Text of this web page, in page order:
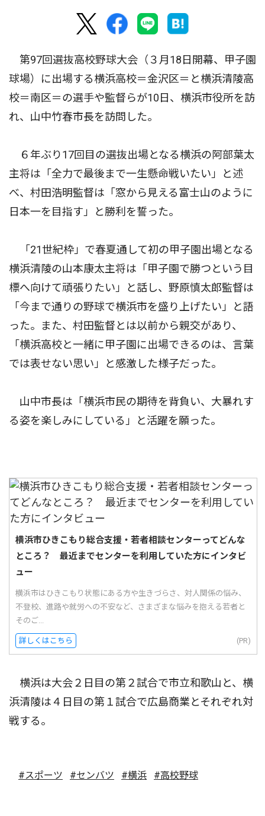
第97回選抜高校野球大会（３月18日開幕、甲子園
球場）に出場する横浜高校＝金沢区＝と横浜清陵高
校＝南区＝の選手や監督らが10日、横浜市役所を訪
れ、山中竹春市長を訪問した。
６年ぶり17回目の選抜出場となる横浜の阿部葉太
主将は「全力で最後まで一生懸命戦いたい」と述
べ、村田浩明監督は「窓から見える富士山のように
日本一を目指す」と勝利を誓った。
「21世紀枠」で春夏通して初の甲子園出場となる
横浜清陵の山本康太主将は「甲子園で勝つという目
標へ向けて頑張りたい」と話し、野原慎太郎監督は
「今まで通りの野球で横浜市を盛り上げたい」と語
った。また、村田監督とは以前から親交があり、
「横浜高校と一緒に甲子園に出場できるのは、言葉
では表せない思い」と感激した様子だった。
山中市長は「横浜市民の期待を背負い、大暴れす
る姿を楽しみにしている」と活躍を願った。
横浜市ひきこもり総合支援・若者相談センターってどんな
ところ？ 最近までセンターを利用していた方にインタビ
ュー
横浜市はひきこもり状態にある方や生きづらさ、対人関係の悩み、
不登校、進路や就労への不安など、さまざまな悩みを抱える若者と
そのご...
詳しくはこちら (PR)
横浜は大会２日目の第２試合で市立和歌山と、横
浜清陵は４日目の第１試合で広島商業とそれぞれ対
戦する。
#スポーツ #センバツ #横浜 #高校野球